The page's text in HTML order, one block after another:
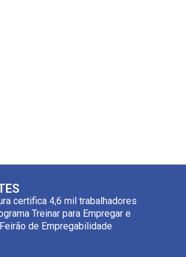
certifica 4,6 mil trabalhadores
Treinar para Empregar e
de Empregabilidade